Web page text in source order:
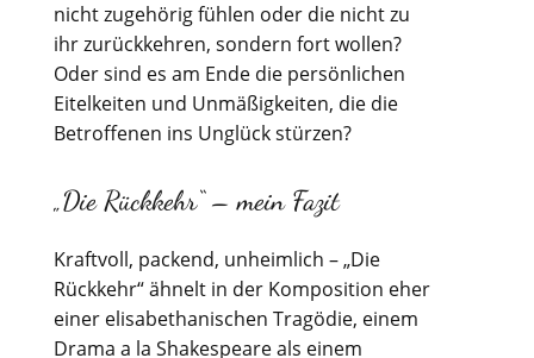
nicht zugehörig fühlen oder die nicht zu
ihr zurückkehren, sondern fort wollen?
Oder sind es am Ende die persönlichen
Eitelkeiten und Unmäßigkeiten, die die
Betroffenen ins Unglück stürzen?
„Die Rückkehr“ – mein Fazit
Kraftvoll, packend, unheimlich – „Die
Rückkehr“ ähnelt in der Komposition eher
einer elisabethanischen Tragödie, einem
Drama a la Shakespeare als einem